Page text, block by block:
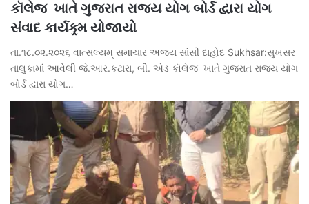
કૉલેજ ખાતે ગુજરાત રાજ્ય યોગ બોર્ડ દ્વારા યોગ
સંવાદ કાર્યક્ર્મ યોજાયો
તા.૧૮.૦૨.૨૦૨૬ વાત્સલ્યમ્ સમાચાર અજય સાંસી દાહોદ Sukhsar:સુખસર
તાલુકામાં આવેલી જે.આર.કટારા, બી. એડ કૉલેજ ખાતે ગુજરાત રાજ્ય યોગ
બોર્ડ દ્વારા યોગ…